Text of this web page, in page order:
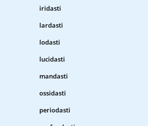
iridasti
lardasti
lodasti
lucidasti
mandasti
ossidasti
periodasti